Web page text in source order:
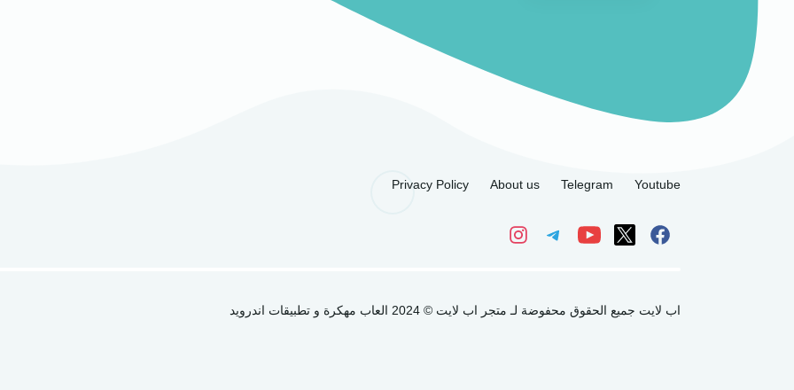
Privacy Policy About us Telegram Youtube
اب لايت جميع الحقوق محفوضة لـ متجر اب لايت © 2024 العاب مهكرة و تطبيقات اندرويد